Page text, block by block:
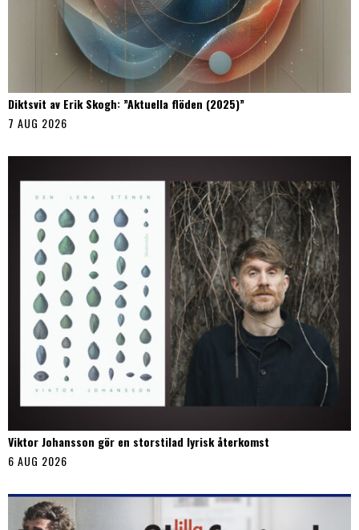
Diktsvit av Erik Skogh: ”Aktuella flöden (2025)”
7 AUG 2026
Viktor Johansson gör en storstilad lyrisk återkomst
6 AUG 2026